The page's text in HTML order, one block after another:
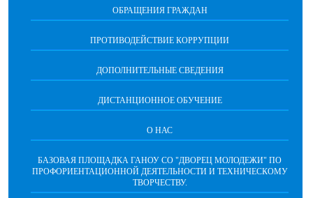
ОБРАЩЕНИЯ ГРАЖДАН
ПРОТИВОДЕЙСТВИЕ КОРРУПЦИИ
ДОПОЛНИТЕЛЬНЫЕ СВЕДЕНИЯ
ДИСТАНЦИОННОЕ ОБУЧЕНИЕ
О НАС
БАЗОВАЯ ПЛОЩАДКА ГАНОУ СО "ДВОРЕЦ МОЛОДЕЖИ" ПО
ПРОФОРИЕНТАЦИОННОЙ ДЕЯТЕЛЬНОСТИ И ТЕХНИЧЕСКОМУ
ТВОРЧЕСТВУ.